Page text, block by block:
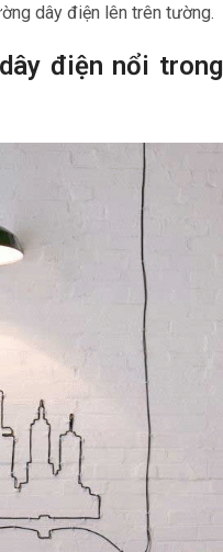
dây điện lên trên tường.
điện nổi trong